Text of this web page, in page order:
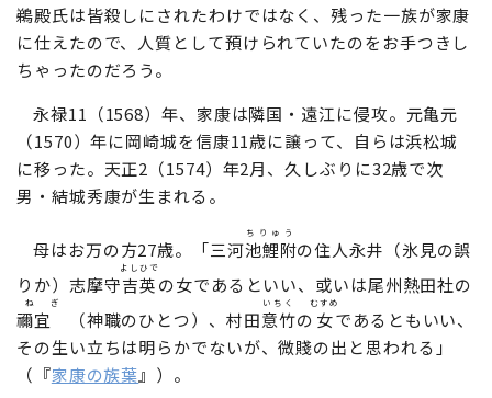
鵜殿氏は皆殺しにされたわけではなく、残った一族が家康
に仕えたので、人質として預けられていたのをお手つきし
ちゃったのだろう。
永禄11（1568）年、家康は隣国・遠江に侵攻。元亀元
（1570）年に岡崎城を信康11歳に譲って、自らは浜松城
に移った。天正2（1574）年2月、久しぶりに32歳で次
男・結城秀康が生まれる。
母はお万の方27歳。「三河池鯉附
ちりゅう
の住人永井（氷見の誤
りか）志摩守吉英
よしひで
の女であるといい、或いは尾州熱田社の
禰宜
ねぎ
（神職のひとつ）、村田意竹
いちく
の 女
むすめ
であるともいい、
その生い立ちは明らかでないが、微賤の出と思われる」
（『家康の族葉』）。